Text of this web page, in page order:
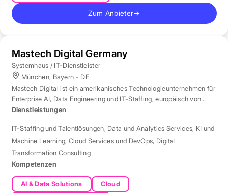
Zum Anbieter→
Mastech Digital Germany
Systemhaus / IT-Dienstleister
München, Bayern - DE
Mastech Digital ist ein amerikanisches Technologieunternehmen für
Enterprise AI, Data Engineering und IT-Staffing, europäisch von
London aus betreut.
Dienstleistungen
IT-Staffing und Talentlösungen, Data und Analytics Services, KI und
Machine Learning, Cloud Services und DevOps, Digital
Transformation Consulting
Kompetenzen
AI & Data Solutions
Cloud